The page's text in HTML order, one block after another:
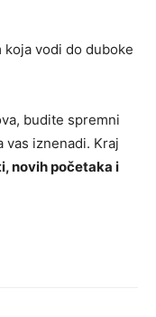
vodi do duboke
budite spremni
iznenadi. Kraj
novih početaka i